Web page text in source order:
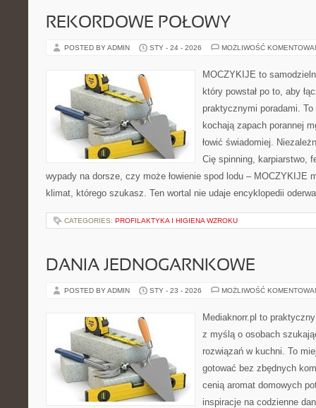
REKORDOWE POŁOWY
POSTED BY ADMIN STY - 24 - 2026 MOŻLIWOŚĆ
MOCZYKIJE to
który powstał po to, aby
praktycznymi poradami.
kochają zapach porannej
łowić świadomiej.
Cię spinning, karpiarstwo,
wypady na dorsze, czy może łowienie spod lodu – MOCZYKIJE
klimat, którego szukasz. Ten wortal nie udaje encyklopedii
CATEGORIES: PROFILAKTYKA I HIGIENA WZROKU
DANIA JEDNOGARNKOWE
POSTED BY ADMIN STY - 23 - 2026 MOŻLIWOŚĆ
Mediaknorr.pl to
z myślą o osobach
rozwiązań w kuchni. To
gotować bez zbędnych
cenią aromat domowych
inspiracje na codzienne